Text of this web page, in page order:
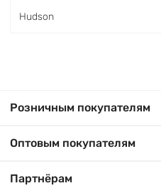
Hudson
Розничным покупателям
Оптовым покупателям
Партнёрам